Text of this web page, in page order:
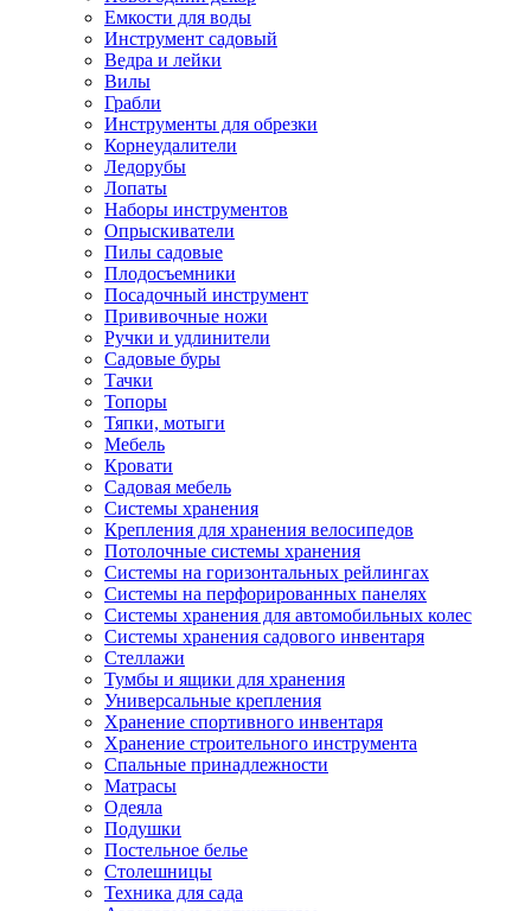
Емкости для воды
Инструмент садовый
Ведра и лейки
Вилы
Грабли
Инструменты для обрезки
Корнеудалители
Ледорубы
Лопаты
Наборы инструментов
Опрыскиватели
Пилы садовые
Плодосъемники
Посадочный инструмент
Прививочные ножи
Ручки и удлинители
Садовые буры
Тачки
Топоры
Тяпки, мотыги
Мебель
Кровати
Садовая мебель
Системы хранения
Крепления для хранения велосипедов
Потолочные системы хранения
Системы на горизонтальных рейлингах
Системы на перфорированных панелях
Системы хранения для автомобильных колес
Системы хранения садового инвентаря
Стеллажи
Тумбы и ящики для хранения
Универсальные крепления
Хранение спортивного инвентаря
Хранение строительного инструмента
Спальные принадлежности
Матрасы
Одеяла
Подушки
Постельное белье
Столешницы
Техника для сада